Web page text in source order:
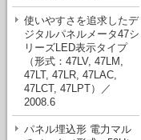
使いやすさを追求したデ
ジタルパネルメータ47シ
リーズLED表示タイプ
（形式：47LV, 47LM,
47LT, 47LR, 47LAC,
47LCT, 47LPT）／
2008.6
パネル埋込形 電力マル